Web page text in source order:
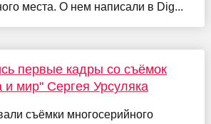
места. О нем написали в Dig...
первые кадры со съёмок
мир" Сергея Урсуляка
съёмки многосерийного